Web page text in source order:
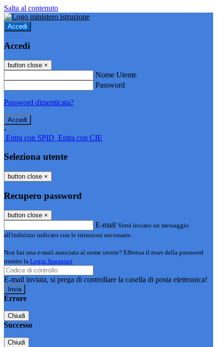
Salta al contenuto
Accedi
Accedi
button close ×
Nome Utente
Password
Password dimenticata?
-
Entra con SPID Entra con CIE
Seleziona utente
button close ×
Recupero password
button close ×
E-mail Verrà inviato un messaggio
all'indirizzo indicato con le istruzioni necessarie.
Non hai una e-mail associata al nome utente? Effettua il reset della password
tramite la Login Spaggiari
E-mail inviata, si prega di controllare la casella di posta elettronica!
Errore
Chiudi
Successo
Chiudi